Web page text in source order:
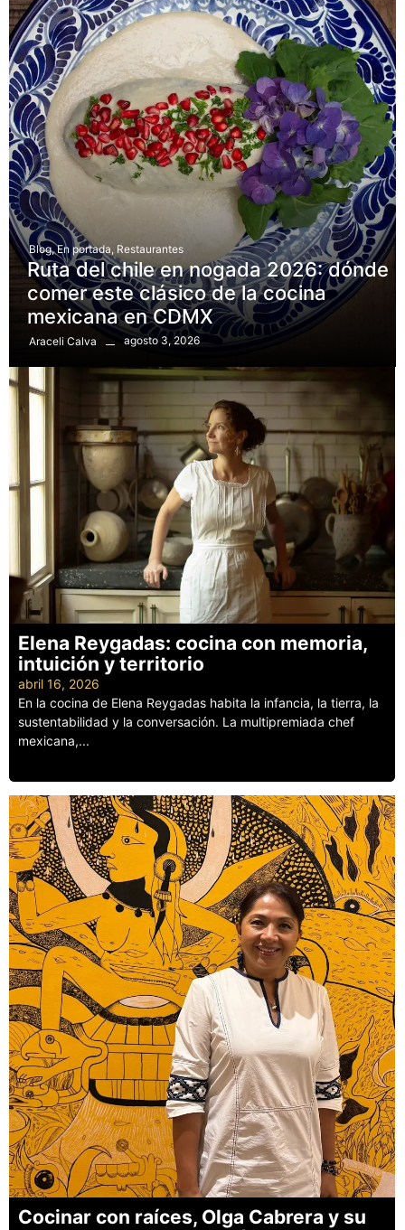
Blog, En portada Restaurantes
Ruta del chile en nogada 2026: dónde
comer este clásico de la cocina
mexicana en CDMX
Araceli Calva agosto 3, 2026
Elena Reygadas: cocina con memoria,
intuición y territorio
abril 16, 2026
En la cocina de Elena Reygadas habita la infancia, la tierra, la
sustentabilidad y la conversación. La multipremiada chef
mexicana,...
Cocinar con raíces, Olga Cabrera y su